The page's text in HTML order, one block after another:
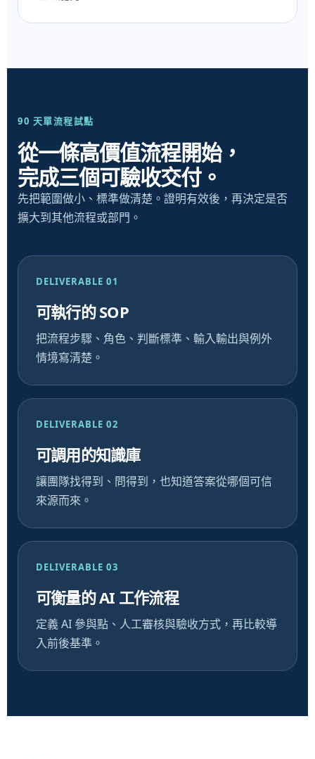
90 天單流程試點
從一條高價值流程開始，
完成三個可驗收交付。
先把範圍做小、標準做清楚。證明有效後，再決定是否
擴大到其他流程或部門。
DELIVERABLE 01
可執行的 SOP
把流程步驟、角色、判斷標準、輸入輸出與例外
情境寫清楚。
DELIVERABLE 02
可調用的知識庫
讓團隊找得到、問得到，也知道答案從哪個可信
來源而來。
DELIVERABLE 03
可衡量的 AI 工作流程
定義 AI 參與點、人工審核與驗收方式，再比較導
入前後基準。